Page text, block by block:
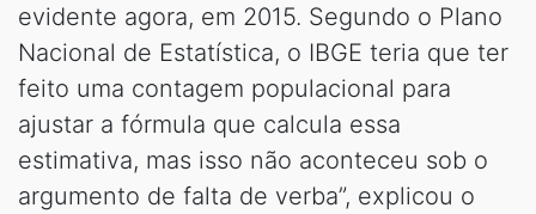
evidente agora, em 2015. Segundo o Plano
Nacional de Estatística, o IBGE teria que ter
feito uma contagem populacional para
ajustar a fórmula que calcula essa
estimativa, mas isso não aconteceu sob o
argumento de falta de verba”, explicou o